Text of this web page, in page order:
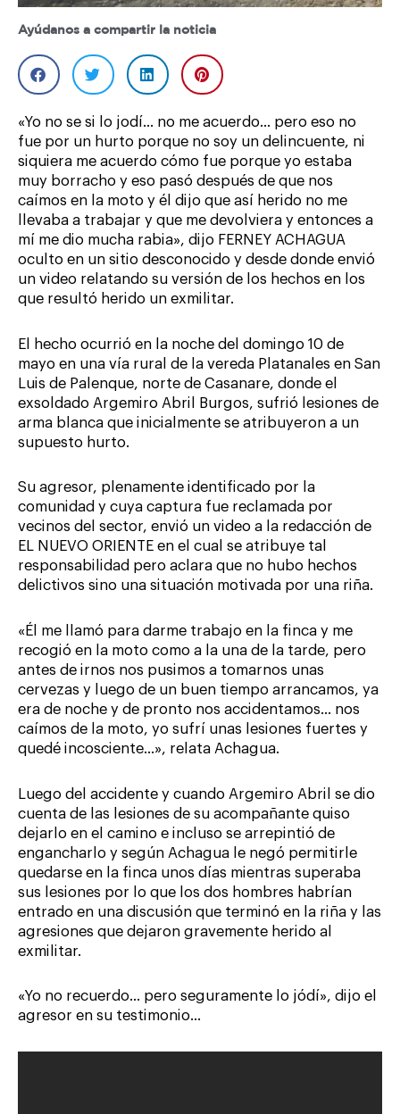
Ayúdanos a compartir la noticia
«Yo no se si lo jodí… no me acuerdo… pero eso no
fue por un hurto porque no soy un delincuente, ni
siquiera me acuerdo cómo fue porque yo estaba
muy borracho y eso pasó después de que nos
caímos en la moto y él dijo que así herido no me
llevaba a trabajar y que me devolviera y entonces a
mí me dio mucha rabia», dijo FERNEY ACHAGUA
oculto en un sitio desconocido y desde donde envió
un video relatando su versión de los hechos en los
que resultó herido un exmilitar.
El hecho ocurrió en la noche del domingo 10 de
mayo en una vía rural de la vereda Platanales en San
Luis de Palenque, norte de Casanare, donde el
exsoldado Argemiro Abril Burgos, sufrió lesiones de
arma blanca que inicialmente se atribuyeron a un
supuesto hurto.
Su agresor, plenamente identificado por la
comunidad y cuya captura fue reclamada por
vecinos del sector, envió un video a la redacción de
EL NUEVO ORIENTE en el cual se atribuye tal
responsabilidad pero aclara que no hubo hechos
delictivos sino una situación motivada por una riña.
«Él me llamó para darme trabajo en la finca y me
recogió en la moto como a la una de la tarde, pero
antes de irnos nos pusimos a tomarnos unas
cervezas y luego de un buen tiempo arrancamos, ya
era de noche y de pronto nos accidentamos… nos
caímos de la moto, yo sufrí unas lesiones fuertes y
quedé incosciente…», relata Achagua.
Luego del accidente y cuando Argemiro Abril se dio
cuenta de las lesiones de su acompañante quiso
dejarlo en el camino e incluso se arrepintió de
engancharlo y según Achagua le negó permitirle
quedarse en la finca unos días mientras superaba
sus lesiones por lo que los dos hombres habrían
entrado en una discusión que terminó en la riña y las
agresiones que dejaron gravemente herido al
exmilitar.
«Yo no recuerdo… pero seguramente lo jódí», dijo el
agresor en su testimonio…